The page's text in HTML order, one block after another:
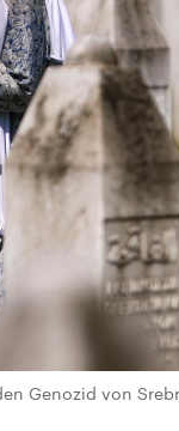
Genozid von